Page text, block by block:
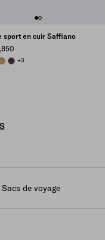
sport en cuir Saffiano
COFFEE
+3
Sacs de voyage